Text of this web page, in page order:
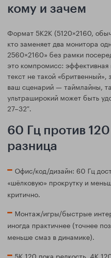
кому и зачем
Формат 5K2K (5120×2160,
кто заменяет два монитора
2560×2160» без рамки
это компромисс: эффективная
текст не такой
ваш сценарий — таймлайны,
ультраширокий может быть
27–32″.
60 Гц против
разница
Офис/код/дизайн: 60 Гц
«шёлковую» прокрутку и
критично.
Монтаж/игры/быстрые
иногда практичнее (точнее
меньше смаз в динамике).
5K 120 пока редкость, 4K